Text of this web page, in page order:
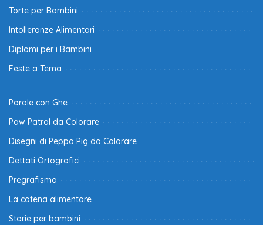
Torte per Bambini
Intolleranze Alimentari
Diplomi per i Bambini
Feste a Tema
Parole con Ghe
Paw Patrol da Colorare
Disegni di Peppa Pig da Colorare
Dettati Ortografici
Pregrafismo
La catena alimentare
Storie per bambini